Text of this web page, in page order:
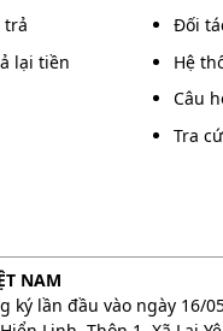
chế nén khí thủ công
hơi (hoặc kết nối với
và lõi tạo bọt
mặt sơn, giúp hóa
trả
lại tiền
Đối
Hệ
Câu
Tra
NAM
ký lần đầu vào ngày 16/